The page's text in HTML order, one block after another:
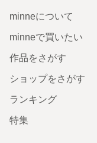
minneについて
minneで買いたい
作品をさがす
ショップをさがす
ランキング
特集